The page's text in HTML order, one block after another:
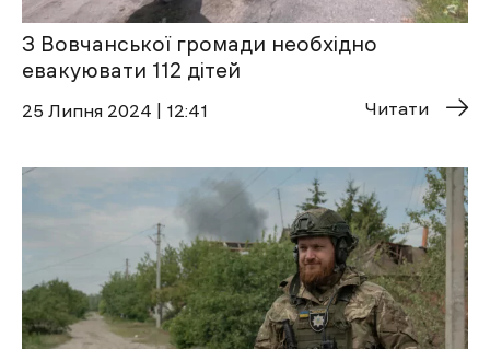
З Вовчанської громади необхідно
евакуювати 112 дітей
25 Липня 2024 | 12:41 Читати